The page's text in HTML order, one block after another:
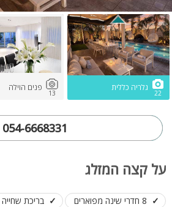
22
גלריה כללית
13
פנים הוילה
054-6668331
על קצה המזלג
8 חדרי שינה מפוארים
בריכת